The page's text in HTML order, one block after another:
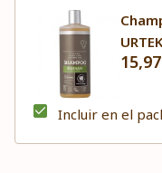
Incluir en el